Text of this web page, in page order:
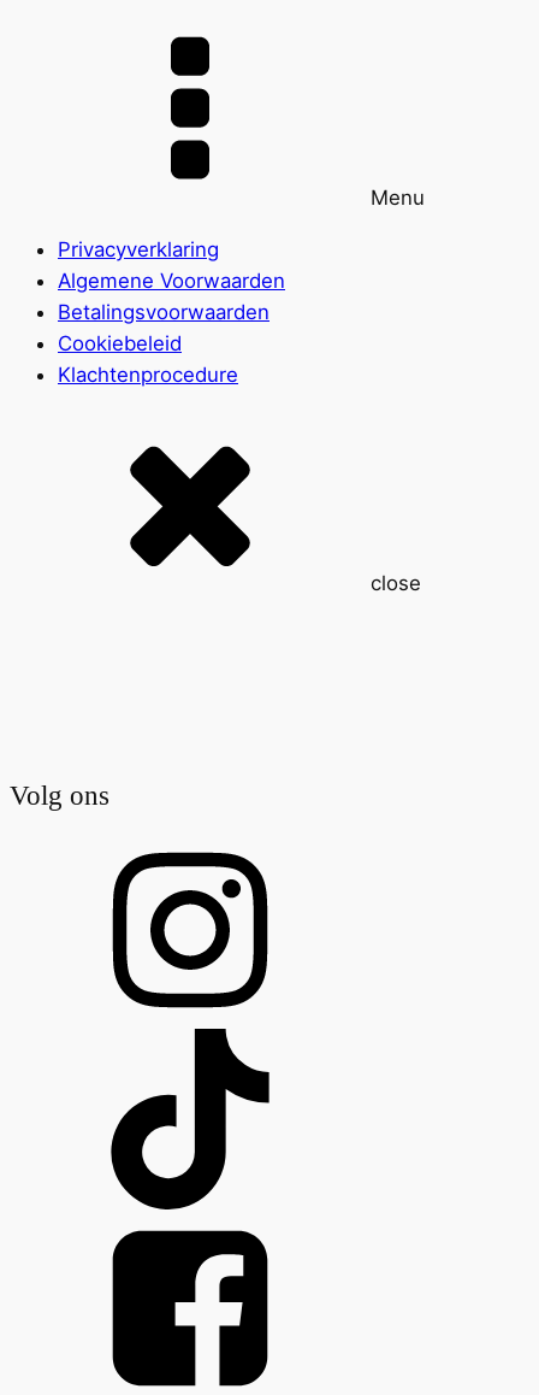
Menu
Privacyverklaring
Algemene Voorwaarden
Betalingsvoorwaarden
Cookiebeleid
Klachtenprocedure
close
Volg ons